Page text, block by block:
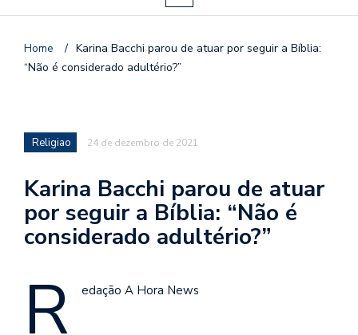
Home / Karina Bacchi parou de atuar por seguir a Bíblia:
“Não é considerado adultério?”
Religiao 24 de dezembro de 2021
Karina Bacchi parou de atuar
por seguir a Bíblia: “Não é
considerado adultério?”
R edação A Hora News